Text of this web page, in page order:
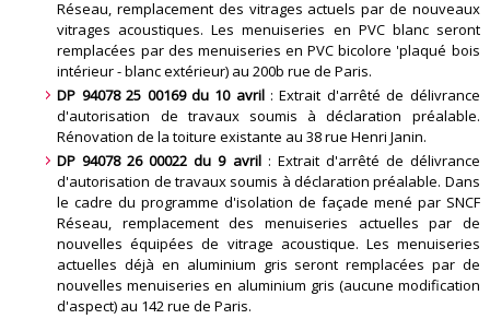
Réseau, remplacement des vitrages actuels par de nouveaux
vitrages acoustiques. Les menuiseries en PVC blanc seront
remplacées par des menuiseries en PVC bicolore 'plaqué bois
intérieur - blanc extérieur) au 200b rue de Paris.
DP 94078 25 00169 du 10 avril : Extrait d'arrêté de délivrance
d'autorisation de travaux soumis à déclaration préalable.
Rénovation de la toiture existante au 38 rue Henri Janin.
DP 94078 26 00022 du 9 avril : Extrait d'arrêté de délivrance
d'autorisation de travaux soumis à déclaration préalable. Dans
le cadre du programme d'isolation de façade mené par SNCF
Réseau, remplacement des menuiseries actuelles par de
nouvelles équipées de vitrage acoustique. Les menuiseries
actuelles déjà en aluminium gris seront remplacées par de
nouvelles menuiseries en aluminium gris (aucune modification
d'aspect) au 142 rue de Paris.